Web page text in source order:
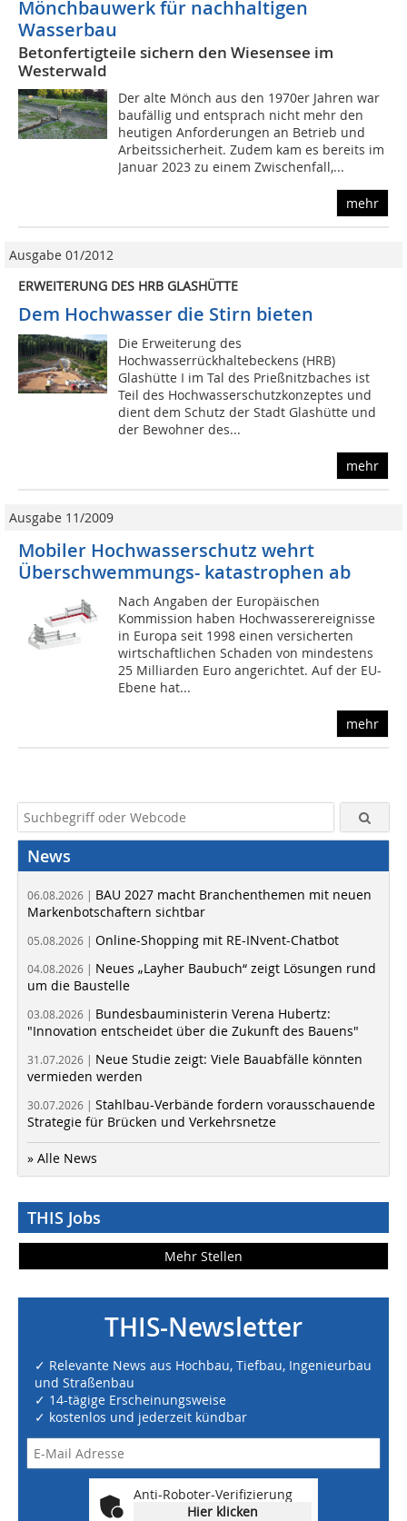
Mönchbauwerk für nachhaltigen
Wasserbau
Betonfertigteile sichern den Wiesensee im
Westerwald
Der alte Mönch aus den 1970er Jahren war
baufällig und entsprach nicht mehr den
heutigen Anforderungen an Betrieb und
Arbeitssicherheit. Zudem kam es bereits im
Januar 2023 zu einem Zwischenfall,...
mehr
Ausgabe 01/2012
ERWEITERUNG DES HRB GLASHÜTTE
Dem Hochwasser die Stirn bieten
Die Erweiterung des
Hochwasserrückhaltebeckens (HRB)
Glashütte I im Tal des Prießnitzbaches ist
Teil des Hochwasserschutzkonzeptes und
dient dem Schutz der Stadt Glashütte und
der Bewohner des...
mehr
Ausgabe 11/2009
Mobiler Hochwasserschutz wehrt
Überschwemmungs- katastrophen ab
Nach Angaben der Europäischen
Kommission haben Hochwasserereignisse
in Europa seit 1998 einen versicherten
wirtschaftlichen Schaden von mindestens
25 Milliarden Euro angerichtet. Auf der EU-
Ebene hat...
mehr
News
06.08.2026 | BAU 2027 macht Branchenthemen mit neuen
Markenbotschaftern sichtbar
05.08.2026 | Online-Shopping mit RE-INvent-Chatbot
04.08.2026 | Neues „Layher Baubuch“ zeigt Lösungen rund
um die Baustelle
03.08.2026 | Bundesbauministerin Verena Hubertz:
"Innovation entscheidet über die Zukunft des Bauens"
31.07.2026 | Neue Studie zeigt: Viele Bauabfälle könnten
vermieden werden
30.07.2026 | Stahlbau-Verbände fordern vorausschauende
Strategie für Brücken und Verkehrsnetze
» Alle News
THIS Jobs
Mehr Stellen
THIS-Newsletter
✓ Relevante News aus Hochbau, Tiefbau, Ingenieurbau
und Straßenbau
✓ 14-tägige Erscheinungsweise
✓ kostenlos und jederzeit kündbar
Anti-Roboter-Verifizierung
Hier klicken